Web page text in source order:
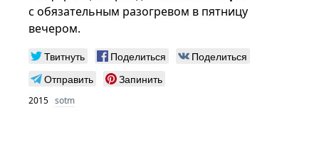
с обязательным разогревом в пятницу
вечером.
Твитнуть Поделиться
Поделиться
Отправить
Запинить
2015 sotm